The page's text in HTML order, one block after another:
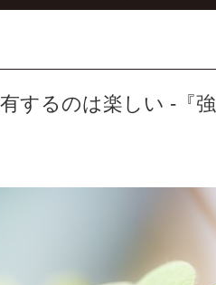
するのは楽しい -『